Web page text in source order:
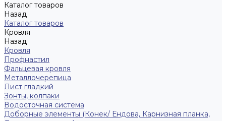
Каталог товаров
Назад
Каталог товаров
Кровля
Назад
Кровля
Профнастил
Фальцевая кровля
Металлочерепица
Лист гладкий
Зонты, колпаки
Водосточная система
Доборные элементы (Конек/ Ендова, Карнизная планка,